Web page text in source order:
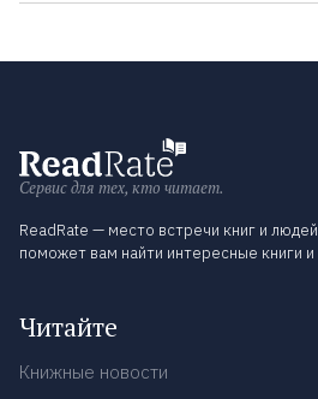
Сервис для тех, кто читает.
ReadRate — место встречи книг и
поможет вам найти интересные книги и
Читайте
Книжные новости